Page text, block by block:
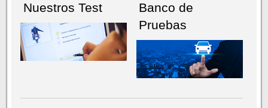
Nuestros Test
Banco de
Pruebas